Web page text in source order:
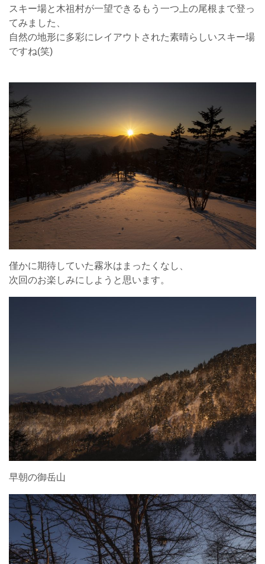
スキー場と木祖村が一望できるもう一つ上の尾根まで登っ
てみました、
自然の地形に多彩にレイアウトされた素晴らしいスキー場
ですね(笑)
僅かに期待していた霧氷はまったくなし、
次回のお楽しみにしようと思います。
早朝の御岳山